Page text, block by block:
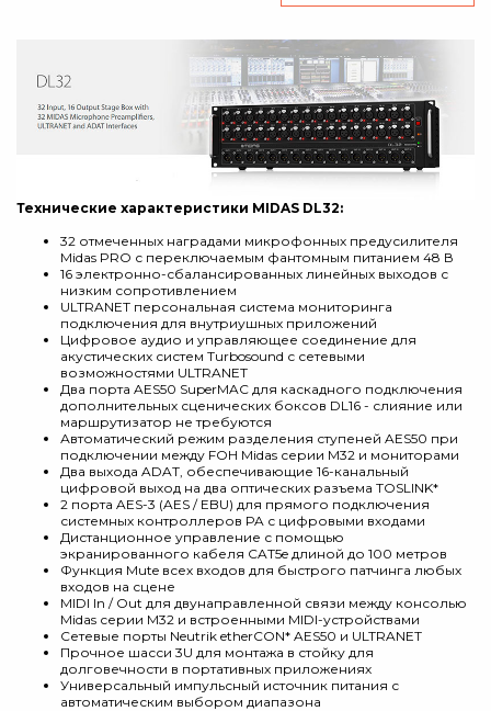
Технические характеристики MIDAS DL32:
32 отмеченных наградами микрофонных предусилителя
Midas PRO с переключаемым фантомным питанием 48 В
16 электронно-сбалансированных линейных выходов с
низким сопротивлением
ULTRANET персональная система мониторинга
подключения для внутриушных приложений
Цифровое аудио и управляющее соединение для
акустических систем Turbosound с сетевыми
возможностями ULTRANET
Два порта AES50 SuperMAC для каскадного подключения
дополнительных сценических боксов DL16 - слияние или
маршрутизатор не требуются
Автоматический режим разделения ступеней AES50 при
подключении между FOH Midas серии M32 и мониторами
Два выхода ADAT, обеспечивающие 16-канальный
цифровой выход на два оптических разъема TOSLINK*
2 порта AES-3 (AES / EBU) для прямого подключения
системных контроллеров PA с цифровыми входами
Дистанционное управление с помощью
экранированного кабеля CAT5e длиной до 100 метров
Функция Mute всех входов для быстрого патчинга любых
входов на сцене
MIDI In / Out для двунаправленной связи между консолью
Midas серии M32 и встроенными MIDI-устройствами
Сетевые порты Neutrik etherCON* AES50 и ULTRANET
Прочное шасси 3U для монтажа в стойку для
долговечности в портативных приложениях
Универсальный импульсный источник питания с
автоматическим выбором диапазона